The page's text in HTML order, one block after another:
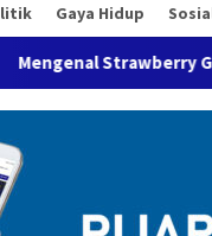
Gaya Hidup
Generation,